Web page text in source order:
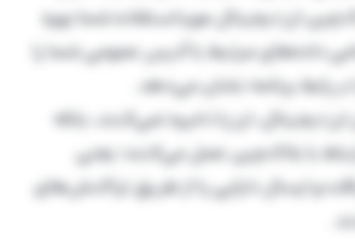
ارز دیجیتال مورداستفاده شما بهره
داده‌های مرتبط با آدرس عمومی شما را
در رابط برنامه نشان می‌دهد.
دیجیتال، ارز را ذخیره نمی‌کنند، بلکه
با بلاک‌چین عمل می‌کنند؛ یعنی
و ارسال دارایی را از طریق تراکنش‌های